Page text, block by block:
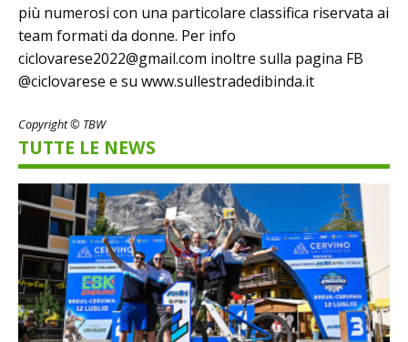
più numerosi con una particolare classifica riservata ai
team formati da donne. Per info
ciclovarese2022@gmail.com inoltre sulla pagina FB
@ciclovarese e su www.sullestradedibinda.it
Copyright © TBW
TUTTE LE NEWS